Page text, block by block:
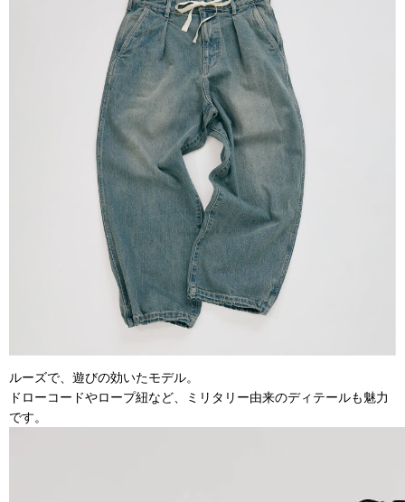
ルーズで、遊びの効いたモデル。
ドローコードやロープ紐など、ミリタリー由来のディテールも魅力
です。